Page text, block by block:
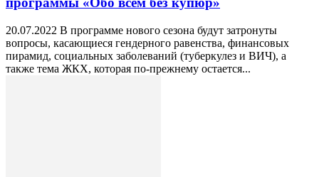
20.07.2022 В программе нового сезона будут затронуты
вопросы, касающиеся гендерного равенства, финансовых
пирамид, социальных заболеваний (туберкулез и ВИЧ), а
также тема ЖКХ, которая по-прежнему остается...